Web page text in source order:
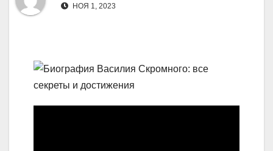
НОЯ 1, 2023